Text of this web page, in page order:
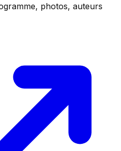
photos, auteurs